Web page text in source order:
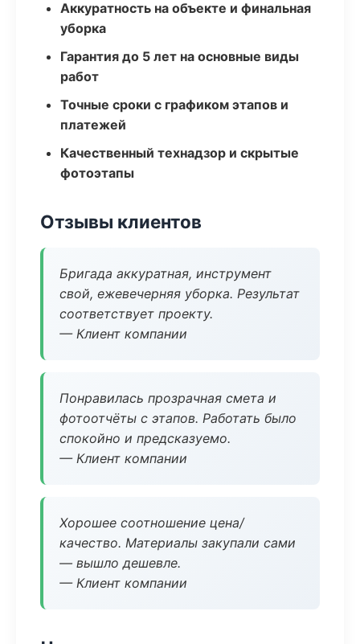
Аккуратность на объекте и финальная
уборка
Гарантия до 5 лет на основные виды
работ
Точные сроки с графиком этапов и
платежей
Качественный технадзор и скрытые
фотоэтапы
Отзывы клиентов
Бригада аккуратная, инструмент
свой, ежевечерняя уборка. Результат
соответствует проекту.
— Клиент компании
Понравилась прозрачная смета и
фотоотчёты с этапов. Работать было
спокойно и предсказуемо.
— Клиент компании
Хорошее соотношение цена/
качество. Материалы закупали сами
— вышло дешевле.
— Клиент компании